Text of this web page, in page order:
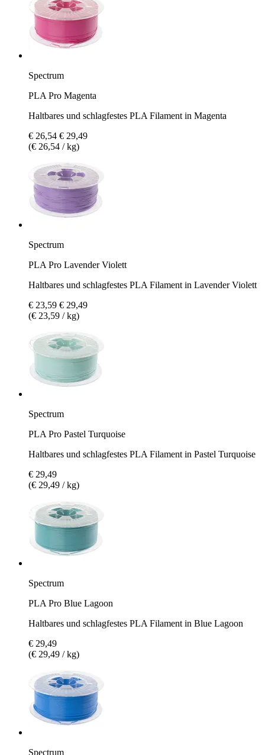
Spectrum
PLA Pro Magenta
Haltbares und schlagfestes PLA Filament in Magenta
€ 26,54 € 29,49
(€ 26,54 / kg)
Spectrum
PLA Pro Lavender Violett
Haltbares und schlagfestes PLA Filament in Lavender Violett
€ 23,59 € 29,49
(€ 23,59 / kg)
Spectrum
PLA Pro Pastel Turquoise
Haltbares und schlagfestes PLA Filament in Pastel Turquoise
€ 29,49
(€ 29,49 / kg)
Spectrum
PLA Pro Blue Lagoon
Haltbares und schlagfestes PLA Filament in Blue Lagoon
€ 29,49
(€ 29,49 / kg)
Spectrum